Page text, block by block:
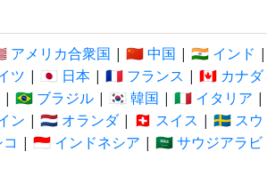
アメリカ合衆国 | 🇨🇳 中国 | 🇮🇳 インド |
ツ | 🇯🇵 日本 | 🇫🇷 フランス | 🇨🇦 カナダ
| 🇧🇷 ブラジル | 🇰🇷 韓国 | 🇮🇹 イタリア |
ン | 🇳🇱 オランダ| 🇨🇭 スイス | 🇸🇪 スウ
| 🇮🇩 インドネシア | 🇸🇦 サウジアラビ